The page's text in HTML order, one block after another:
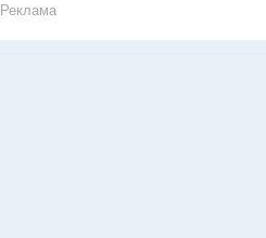
Реклама